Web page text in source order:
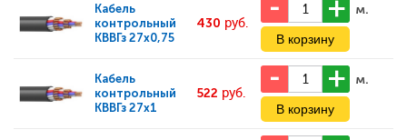
Кабель
контрольный
КВВГз 27х0,75
430 руб.
м.
Кабель
контрольный
КВВГз 27х1
522 руб.
м.